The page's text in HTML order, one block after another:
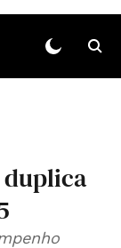
duplica